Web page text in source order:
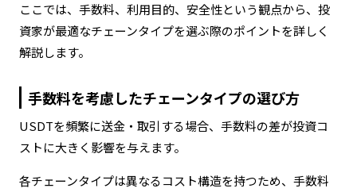
ここでは、手数料、利用目的、安全性という観点から、投
資家が最適なチェーンタイプを選ぶ際のポイントを詳しく
解説します。
手数料を考慮したチェーンタイプの選び方
USDTを頻繁に送金・取引する場合、手数料の差が投資コ
ストに大きく影響を与えます。
各チェーンタイプは異なるコスト構造を持つため、手数料